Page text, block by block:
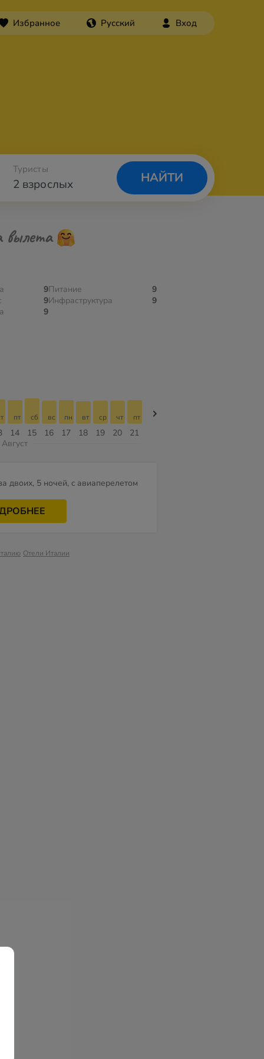
Избранное Русский Вход
2 взрослых
Туристы
НАЙТИ
вылета
9
9
9
Питание
9
Инфраструктура
9
14
пт
15
сб
16
вс
17
пн
18
вт
19
ср
20
чт
21
пт
Август
двоих, 5 ночей, c авиаперелетом
Отели Италии